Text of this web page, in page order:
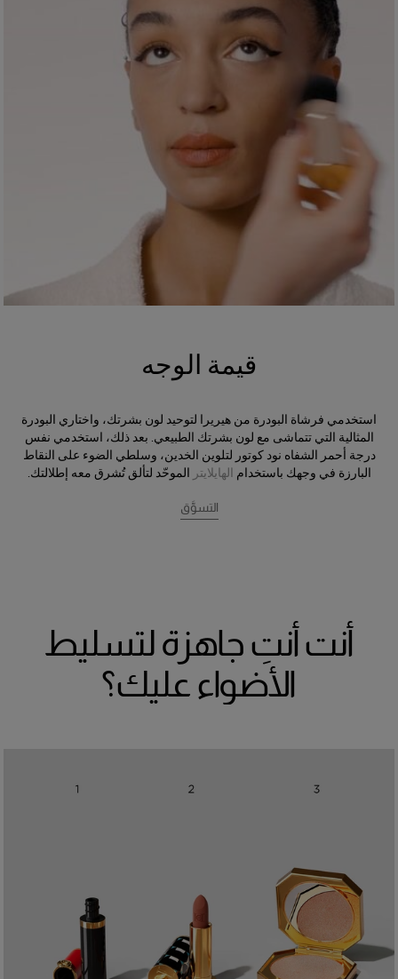
قيمة الوجه
استخدمي فرشاة البودرة من هيريرا لتوحيد لون بشرتك، واختاري البودرة
المثالية التي تتماشى مع لون بشرتك الطبيعي. بعد ذلك، استخدمي نفس
درجة أحمر الشفاه نود كوتور لتلوين الخدين، وسلطي الضوء على النقاط
البارزة في وجهك باستخدام الهايلايتر الموحّد لتألق تُشرق معه إطلالتك.
التسوَّق
أنت أنتِ جاهزة لتسليط
الأضواء عليك؟